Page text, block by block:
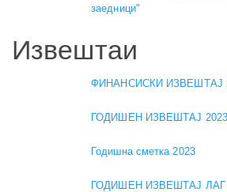
заедници"
Извештаи
ФИНАНСИСКИ ИЗВЕШТАЈ
ГОДИШЕН ИЗВЕШТАЈ 2023
Годишна сметка 2023
ГОДИШЕН ИЗВЕШТАЈ ЛАГ